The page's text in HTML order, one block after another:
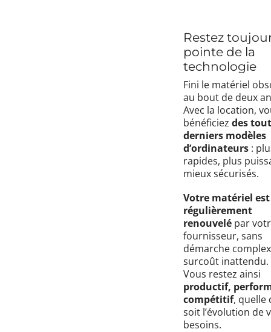
Restez
pointe de la
technologie
Fini le matériel
au bout de deux
Avec la location,
bénéficiez des tout
derniers modèles
d’ordinateurs :
rapides, plus
mieux sécurisés.
Votre matériel est
régulièrement
renouvelé par
fournisseur, sans
démarche
surcoût inattendu.
Vous restez ainsi
productif,
compétitif, quelle
soit l’évolution de
besoins.